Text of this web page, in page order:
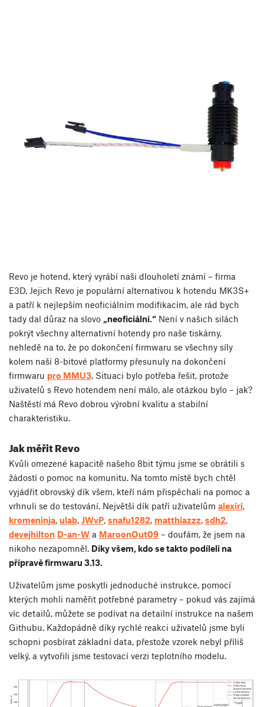
Revo je hotend, který vyrábí naši dlouholetí známí – firma
E3D. Jejich Revo je populární alternativou k hotendu MK3S+
a patří k nejlepším neoficiálním modifikacím, ale rád bych
tady dal důraz na slovo „neoficiální.“ Není v našich silách
pokrýt všechny alternativní hotendy pro naše tiskárny,
nehledě na to, že po dokončení firmwaru se všechny síly
kolem naší 8-bitové platformy přesunuly na dokončení
firmwaru pro MMU3. Situaci bylo potřeba řešit, protože
uživatelů s Revo hotendem není málo, ale otázkou bylo – jak?
Naštěstí má Revo dobrou výrobní kvalitu a stabilní
charakteristiku.
Jak měřit Revo
Kvůli omezené kapacitě našeho 8bit týmu jsme se obrátili s
žádostí o pomoc na komunitu. Na tomto místě bych chtěl
vyjádřit obrovský dík všem, kteří nám přispěchali na pomoc a
vrhnuli se do testování. Největší dík patří uživatelům alexiri,
kromeninja, ulab, JWvP, snafu1282, matthiazzz, sdh2,
devejhilton D-an-W a MaroonOut09 – doufám, že jsem na
nikoho nezapomněl. Díky všem, kdo se takto podíleli na
přípravě firmwaru 3.13.
Uživatelům jsme poskytli jednoduché instrukce, pomocí
kterých mohli naměřit potřebné parametry – pokud vás zajímá
víc detailů, můžete se podívat na detailní instrukce na našem
Githubu. Každopádně díky rychlé reakci uživatelů jsme byli
schopni posbírat základní data, přestože vzorek nebyl příliš
velký, a vytvořili jsme testovací verzi teplotního modelu.